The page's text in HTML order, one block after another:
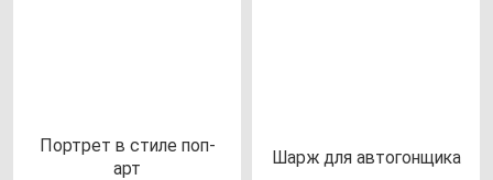
Пор­трет в сти­ле поп-
арт
Шарж для ав­то­гон­щи­ка